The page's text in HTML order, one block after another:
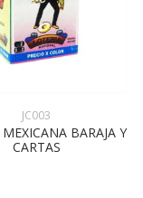
JC003
BARAJA Y
CARTAS